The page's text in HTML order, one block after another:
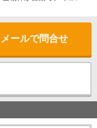
メールで問合せ